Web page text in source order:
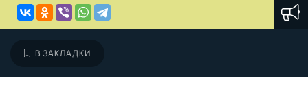
В ЗАКЛАДКИ